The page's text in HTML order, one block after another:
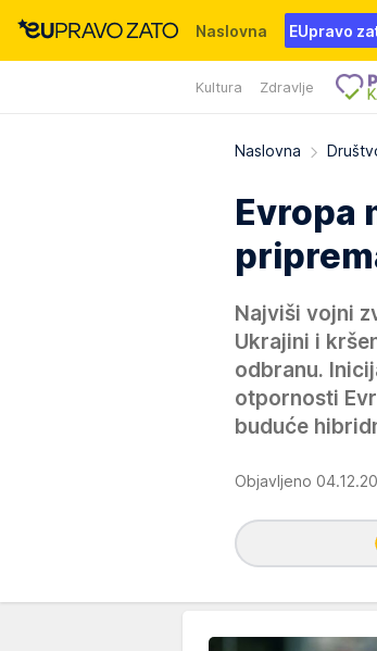
Naslovna EUpravo
Kultura Zdravlje
Događaji News
Naslovna
Evropa
Najviši vojni
Ukrajini i
odbranu.
otpornosti
buduće
Objavljeno